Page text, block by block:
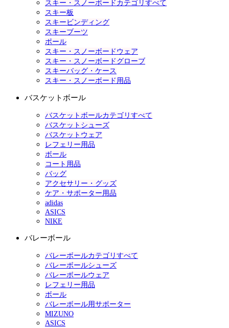
スキー・スノーボードカテゴリすべて
スキー板
スキービンディング
スキーブーツ
ポール
スキー・スノーボードウェア
スキー・スノーボードグローブ
スキーバッグ・ケース
スキー・スノーボード用品
バスケットボール
バスケットボールカテゴリすべて
バスケットシューズ
バスケットウェア
レフェリー用品
ボール
コート用品
バッグ
アクセサリー・グッズ
ケア・サポーター用品
adidas
ASICS
NIKE
バレーボール
バレーボールカテゴリすべて
バレーボールシューズ
バレーボールウェア
レフェリー用品
ボール
バレーボール用サポーター
MIZUNO
ASICS